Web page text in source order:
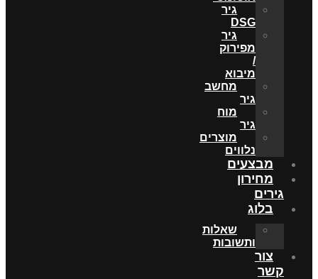
גיר
DSG
גיר
מפירוק
/
מיבוא
מחשב
גיר
מוח
גיר
מוצרים
נלווים
מבצעים
מחירון
גירים
בלוג
שאלות
ותשובות
צור
קשר